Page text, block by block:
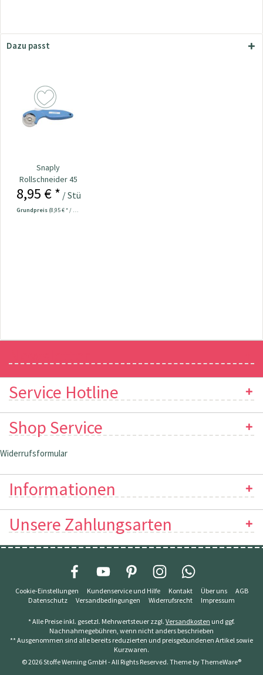
Dazu passt
Snaply
Rollschneider 45
mm
8,95 € * / Stück
Grundpreis (8,95 € * / 1 Stück)
Service Hotline
Shop Service
Widerrufsformular
Informationen
Unsere Zahlungsarten
Cookie-Einstellungen Kundenservice und Hilfe Kontakt Über uns
AGB
Datenschutz
Versandbedingungen Widerrufsrecht Impressum
* Alle Preise inkl. gesetzl. Mehrwertsteuer zzgl. Versandkosten und ggf.
Nachnahmegebühren, wenn nicht anders beschrieben
** Ausgenommen sind alle bereits reduzierten und preisgebundenen Artikel sowie
Kurzwaren.
© 2026 Stoffe Werning GmbH - All Rights Reserved. Theme byThemeWare®